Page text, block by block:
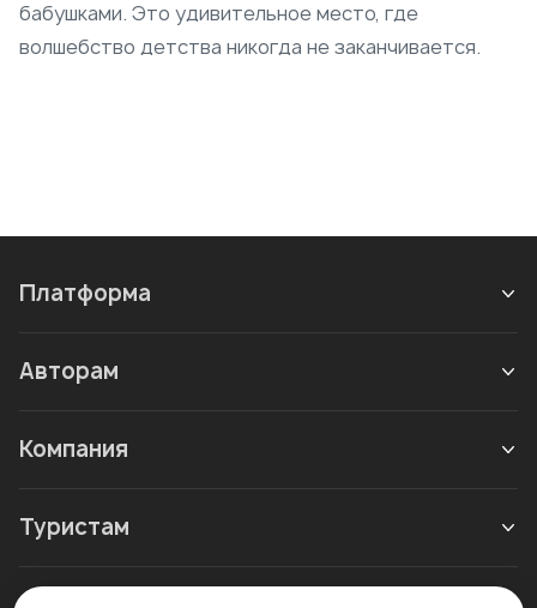
бабушками. Это удивительное место, где
волшебство детства никогда не заканчивается.
Платформа
Авторам
Компания
Туристам